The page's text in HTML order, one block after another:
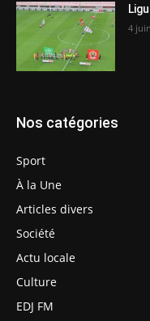
4
Nos catégories
Sport
À la Une
Articles divers
Société
Actu locale
Culture
EDJ FM